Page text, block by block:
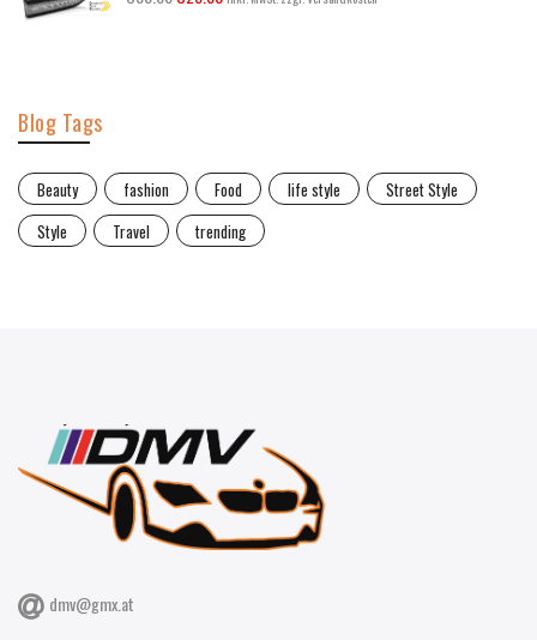
Blog Tags
Beauty fashion Food life style
Street Style
Style
Travel trending
dmv@gmx.at